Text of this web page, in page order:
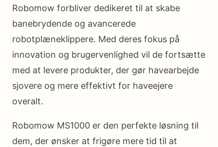
Robomow forbliver dedikeret til at skabe
banebrydende og avancerede
robotplæneklippere. Med deres fokus på
innovation og brugervenlighed vil de fortsætte
med at levere produkter, der gør havearbejde
sjovere og mere effektivt for haveejere
overalt.
Robomow MS1000 er den perfekte løsning til
dem, der ønsker at frigøre mere tid til at